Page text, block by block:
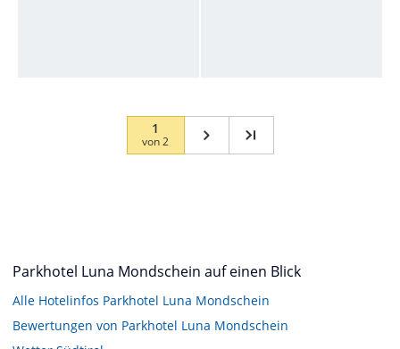
1
von2
Parkhotel Luna Mondschein auf einen Blick
Alle Hotelinfos Parkhotel Luna Mondschein
Bewertungen von Parkhotel Luna Mondschein